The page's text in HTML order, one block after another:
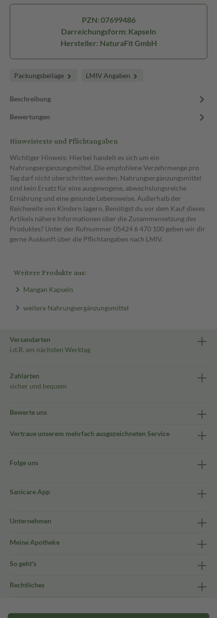
PZN: 07699486
Darreichungsform: Kapseln
Hersteller: NaturaFit GmbH
Packungsbeilage LMIV Angaben
Beschreibung
Bewertungen
Hinweistexte und Pflichtangaben
Wichtiger Hinweis: Hierbei handelt es sich um ein
Nahrungsergänzungsmittel. Die empfohlene Verzehrmenge pro
Tag darf nicht überschritten werden. Nahrungsergänzungsmittel
sind kein Ersatz für eine ausgewogene, abwechslungsreiche
Ernährung und eine gesunde Lebensweise. Außerhalb der
Reichweite von Kindern lagern. Benötigst du vor dem Kauf dieses
Artikels nähere Informationen über die Zusammensetzung des
Produktes? Unter der Rufnummer 05424 6 470 100 geben wir dir
gerne Auskunft über die Pflichtangaben nach LMIV.
Weitere Produkte aus:
Mangan Kapseln
weitere Nahrungsergänzungsmittel
Versandarten
i.d.R. am nächsten Werktag
Zahlarten
sicher und bequem
Bewerte uns
Vertraue unserem mehrfach ausgezeichneten Service
Folge uns
Sanicare App
Unternehmen
Meine Apotheke
So geht's
Rechtliches